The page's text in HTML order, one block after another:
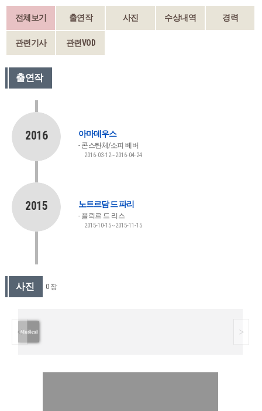
전체보기 출연작 사진 수상내역 경력
관련기사 관련VOD
출연작
2016 아마데우스
콘스탄체/소피 베버
2016-03-12~2016-04-24
2015 노트르담 드 파리
플뢰르 드 리스
2015-10-15~2015-11-15
사진 0 장